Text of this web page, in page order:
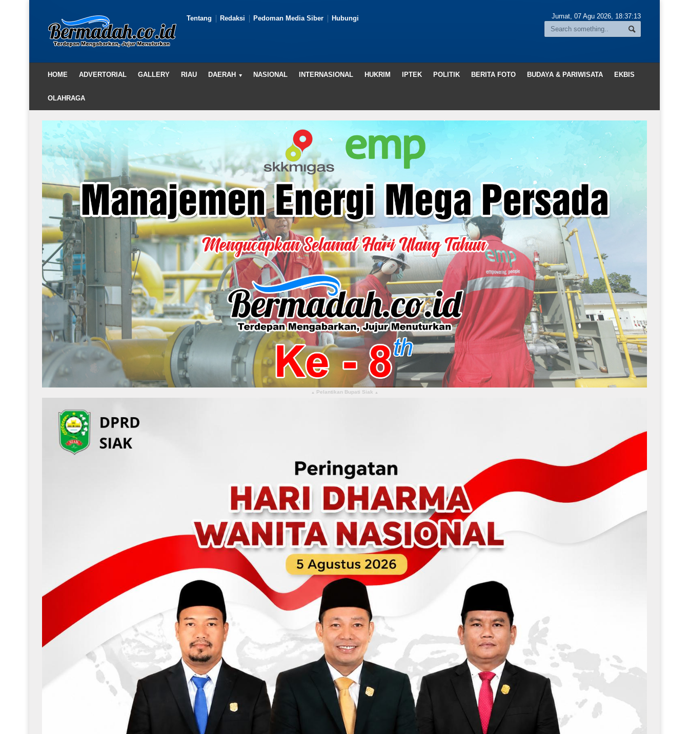
Tentang Redaksi Pedoman Media Siber Hubungi Jumat, 07 Agu 2026, 18:37:15
HOME ADVERTORIAL GALLERY RIAU DAERAH NASIONAL INTERNASIONAL HUKRIM IPTEK POLITIK BERITA FOTO BUDAYA & PARIWISATA EKBIS
OLAHRAGA
▴ Pelantikan Bupati Siak ▴